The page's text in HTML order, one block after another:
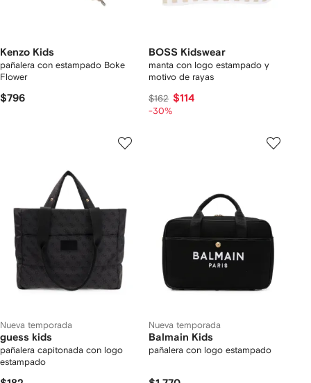
Kenzo Kids
pañalera con estampado Boke
Flower
$796
BOSS Kidswear
manta con logo estampado y
motivo de rayas
$162 $114
-30%
Nueva temporada
guess kids
pañalera capitonada con logo
estampado
Nueva temporada
Balmain Kids
pañalera con logo estampado